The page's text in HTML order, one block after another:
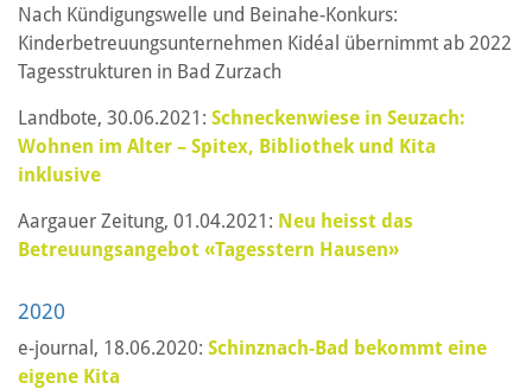
Nach Kündigungswelle und Beinahe-Konkurs:
Kinderbetreuungsunternehmen Kidéal übernimmt ab 2022
Tagesstrukturen in Bad Zurzach
Landbote, 30.06.2021: Schneckenwiese in Seuzach:
Wohnen im Alter – Spitex, Bibliothek und Kita
inklusive
Aargauer Zeitung, 01.04.2021: Neu heisst das
Betreuungsangebot «Tagesstern Hausen»
2020
e-journal, 18.06.2020: Schinznach-Bad bekommt eine
eigene Kita